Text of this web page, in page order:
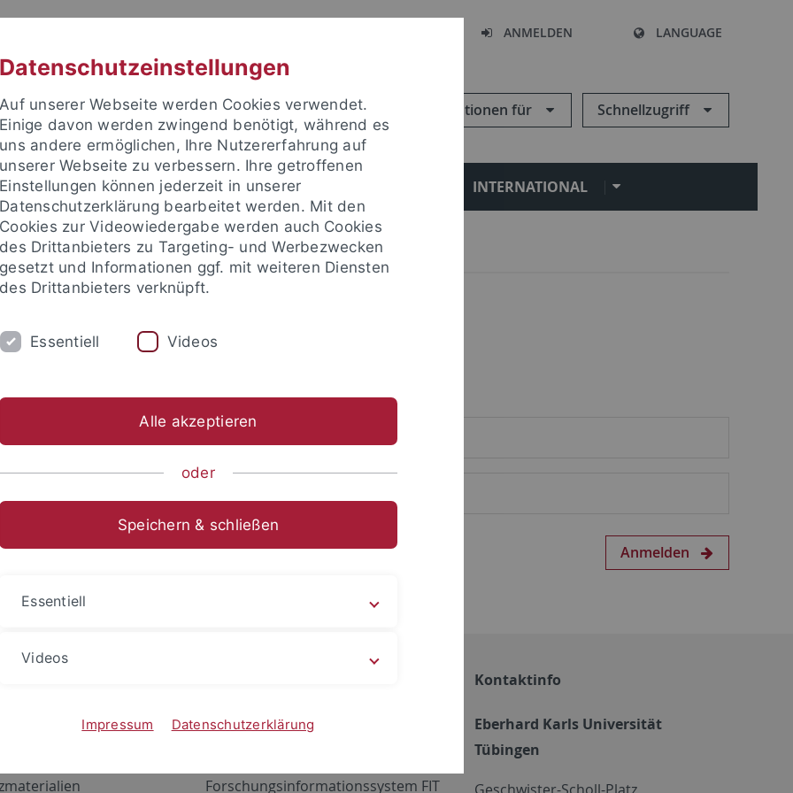
ANMELDEN LANGUAGE
Informationen für Schnellzugriff
FORSCHUNG EINRICHTUNGEN INTERNATIONAL
um sich anzumelden:
Anmelden
Netzwerk
ALMA
Forschungsinformationssystem FIT
Kontaktinfo
Eberhard Karls Universität
Tübingen
Datenschutzeinstellungen
Auf unserer Webseite werden Cookies verwendet.
Einige davon werden zwingend benötigt, während es
uns andere ermöglichen, Ihre Nutzererfahrung auf
unserer Webseite zu verbessern. Ihre getroffenen
Einstellungen können jederzeit in unserer
Datenschutzerklärung bearbeitet werden. Mit den
Cookies zur Videowiedergabe werden auch Cookies
des Drittanbieters zu Targeting- und Werbezwecken
gesetzt und Informationen ggf. mit weiteren Diensten
des Drittanbieters verknüpft.
Essentiell Videos
Alle akzeptieren
oder
Speichern & schließen
Essentiell
Videos
Impressum Datenschutzerklärung